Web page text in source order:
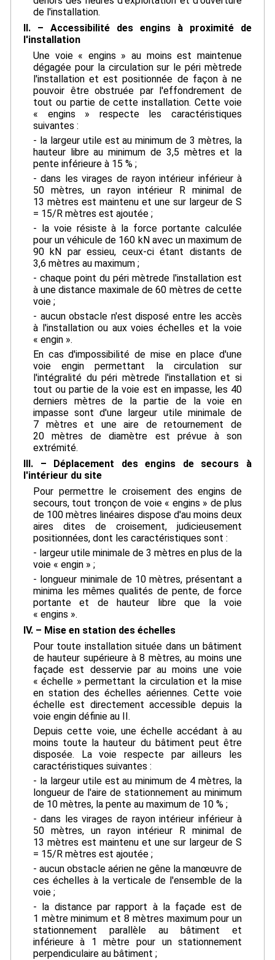
de l'installation.
II. – Accessibilité des engins à proximité de
l'installation
Une voie « engins » au moins est maintenue
dégagée pour la circulation sur le péri mètrede
l'installation et est positionnée de façon à ne
pouvoir être obstruée par l'effondrement de
tout ou partie de cette installation. Cette voie
« engins » respecte les caractéristiques
suivantes :
- la largeur utile est au minimum de 3 mètres, la
hauteur libre au minimum de 3,5 mètres et la
pente inférieure à 15 % ;
- dans les virages de rayon intérieur inférieur à
50 mètres, un rayon intérieur R minimal de
13 mètres est maintenu et une sur largeur de S
= 15/R mètres est ajoutée ;
- la voie résiste à la force portante calculée
pour un véhicule de 160 kN avec un maximum de
90 kN par essieu, ceux-ci étant distants de
3,6 mètres au maximum ;
- chaque point du péri mètrede l'installation est
à une distance maximale de 60 mètres de cette
voie ;
- aucun obstacle n'est disposé entre les accès
à l'installation ou aux voies échelles et la voie
« engin ».
En cas d'impossibilité de mise en place d'une
voie engin permettant la circulation sur
l'intégralité du péri mètrede l'installation et si
tout ou partie de la voie est en impasse, les 40
derniers mètres de la partie de la voie en
impasse sont d'une largeur utile minimale de
7 mètres et une aire de retournement de
20 mètres de diamètre est prévue à son
extrémité.
III. – Déplacement des engins de secours à
l'intérieur du site
Pour permettre le croisement des engins de
secours, tout tronçon de voie « engins » de plus
de 100 mètres linéaires dispose d'au moins deux
aires dites de croisement, judicieusement
positionnées, dont les caractéristiques sont :
- largeur utile minimale de 3 mètres en plus de la
voie « engin » ;
- longueur minimale de 10 mètres, présentant a
minima les mêmes qualités de pente, de force
portante et de hauteur libre que la voie
« engins ».
IV. – Mise en station des échelles
Pour toute installation située dans un bâtiment
de hauteur supérieure à 8 mètres, au moins une
façade est desservie par au moins une voie
« échelle » permettant la circulation et la mise
en station des échelles aériennes. Cette voie
échelle est directement accessible depuis la
voie engin définie au II.
Depuis cette voie, une échelle accédant à au
moins toute la hauteur du bâtiment peut être
disposée. La voie respecte par ailleurs les
caractéristiques suivantes :
- la largeur utile est au minimum de 4 mètres, la
longueur de l'aire de stationnement au minimum
de 10 mètres, la pente au maximum de 10 % ;
- dans les virages de rayon intérieur inférieur à
50 mètres, un rayon intérieur R minimal de
13 mètres est maintenu et une sur largeur de S
= 15/R mètres est ajoutée ;
- aucun obstacle aérien ne gêne la manœuvre de
ces échelles à la verticale de l'ensemble de la
voie ;
- la distance par rapport à la façade est de
1 mètre minimum et 8 mètres maximum pour un
stationnement parallèle au bâtiment et
inférieure à 1 mètre pour un stationnement
perpendiculaire au bâtiment ;